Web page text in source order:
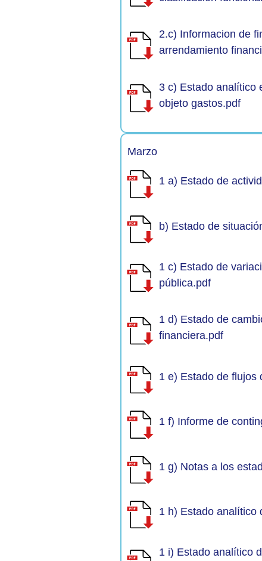
2.c) Informacion de
arrendamiento
3 c) Estado analítico
objeto gastos.pdf
Marzo
1 a) Estado de
b) Estado de
1 c) Estado de
pública.pdf
1 d) Estado de
financiera.pdf
1 e) Estado de flujos
1 f) Informe de
1 g) Notas a los
1 h) Estado analítico
1 i) Estado analítico